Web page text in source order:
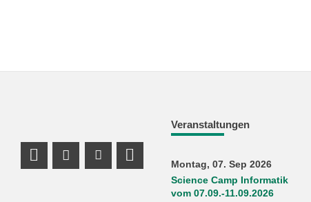
Veranstaltungen
Montag, 07. Sep 2026
Science Camp Informatik
vom 07.09.-11.09.2026
Profil Mastodon
Instagram Profil
Youtube Profil
LinkedIn Profil